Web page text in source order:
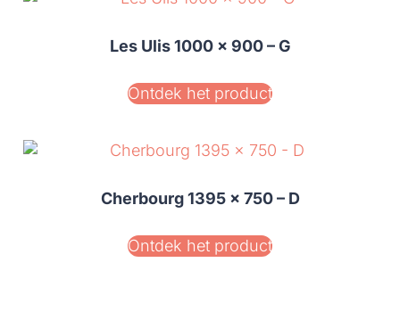
Les Ulis 1000 x 900 – G
Ontdek het product
Cherbourg 1395 x 750 – D
Ontdek het product